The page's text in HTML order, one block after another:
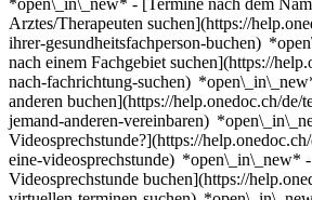
*open\_in\_new* - [Termine nach dem
Arztes/Therapeuten suchen](https://
ihrer-gesundheitsfachperson-buchen)
nach einem Fachgebiet suchen](https://
nach-fachrichtung-suchen)
anderen buchen](https://help.onedoc.ch/
jemand-anderen-vereinbaren)
Videosprechstunde?](https://
eine-videosprechstunde) *open\_in\_new*
Videosprechstunde buchen](https://